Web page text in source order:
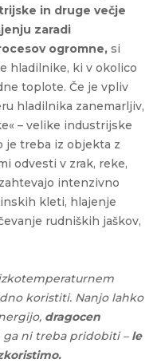
in druge večje
zaradi
ogromne, si
hladilnike, ki v okolico
toplote. Če je vpliv
hladilnika zanemarljiv,
– velike industrijske
treba iz objekta z
odvesti v zrak, reke,
intenzivno
kleti, hlajenje
rudniških jaškov,
koristiti. Nanjo lahko
dragocen
ni treba pridobiti – le